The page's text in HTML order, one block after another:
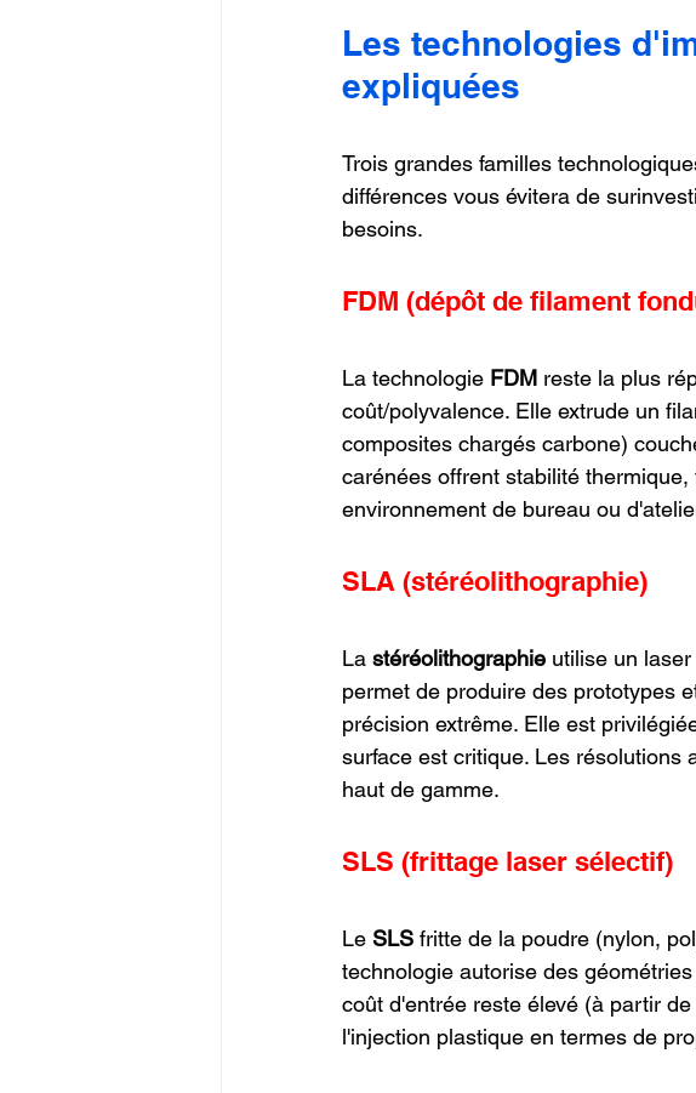
Les technologies
expliquées
Trois grandes familles
différences vous évitera de
besoins.
FDM (dépôt de filament
La technologie FDM reste la plus
coût/polyvalence. Elle extrude un
composites chargés carbone)
carénées offrent stabilité
environnement de bureau ou
SLA (stéréolithographie)
La stéréolithographie utilise un
permet de produire des prototypes
précision extrême. Elle est
surface est critique. Les résolutions
haut de gamme.
SLS (frittage laser sélectif)
Le SLS fritte de la poudre (nylon,
technologie autorise des
coût d'entrée reste élevé (à partir
l'injection plastique en termes de